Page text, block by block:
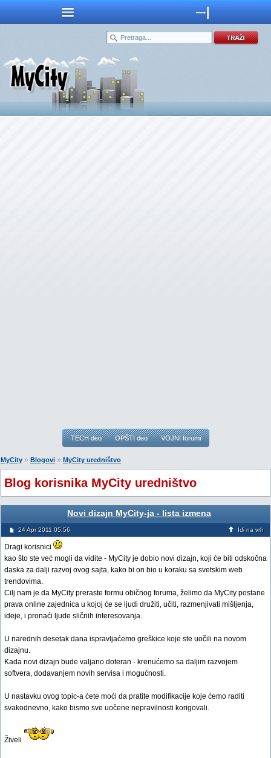
TECH deo OPŠTI deo VOJNI forumi
MyCity » Blogovi » MyCity uredništvo
Blog korisnika MyCity uredništvo
Novi dizajn MyCity-ja - lista izmena
24 Apr 2011 05:56 Idi na vrh
Dragi korisnici
kao što ste već mogli da vidite - MyCity je dobio novi dizajn, koji će biti odskočna
daska za dalji razvoj ovog sajta, kako bi on bio u koraku sa svetskim web
trendovima.
Cilj nam je da MyCity preraste formu običnog foruma, želimo da MyCity postane
prava online zajednica u kojoj će se ljudi družiti, učiti, razmenjivati mišljenja,
ideje, i pronaći ljude sličnih interesovanja.
U narednih desetak dana ispravljaćemo greškice koje ste uočili na novom
dizajnu.
Kada novi dizajn bude valjano doteran - krenućemo sa daljim razvojem
softvera, dodavanjem novih servisa i mogućnosti.
U nastavku ovog topic-a ćete moći da pratite modifikacije koje ćemo raditi
svakodnevno, kako bismo sve uočene nepravilnosti korigovali.
Živeli